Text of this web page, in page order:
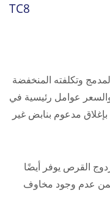
TC8
وتكلفته المنخفضة
عوامل رئيسية في
بإغلاق مدعوم بنابض غير
القرص يوفر أيضًا
عدم وجود مخاوف